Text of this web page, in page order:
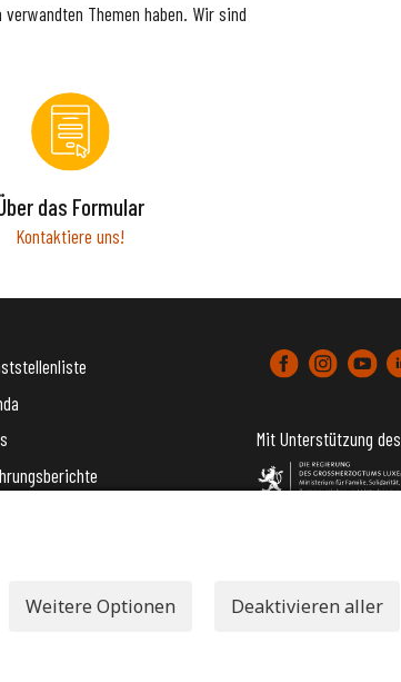
Themen haben. Wir sind
das Formular
Kontaktiere uns!
Mit Unterstützung des
Weitere Optionen Deaktivieren aller